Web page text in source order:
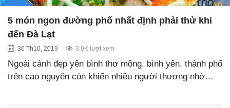
5 món ngon đường phố nhất định phải thử khi
đến Đà Lạt
30 Th10, 2019 3.9K lượt xem
Ngoài cảnh đẹp yên bình thơ mộng, bình yên, thành phố
trên cao nguyên còn khiến nhiều người thương nhớ…